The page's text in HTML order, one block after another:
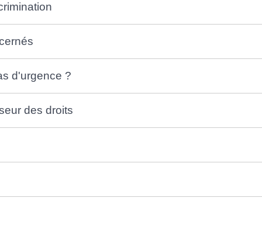
d'urgence ?
des droits